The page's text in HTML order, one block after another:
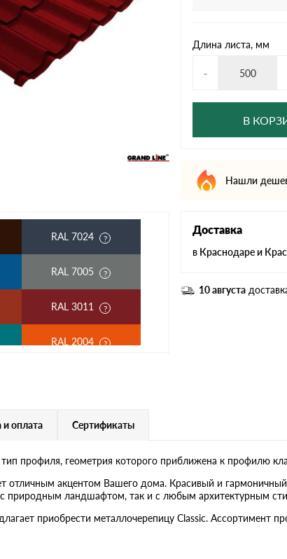
RAL 7024
RAL 7005
RAL 3011
RAL 2004
RAL 9006
RR 29
Длина листа, мм
-
В
Нашли
Доставка
в Краснодаре и
10 августа
и оплата Сертификаты
профиля, геометрия которого приближена к профилю
отличным акцентом Вашего дома. Красивый и
с природным ландшафтом, так и с любым архитектурным
приобрести металлочерепицу Classic. Ассортимент